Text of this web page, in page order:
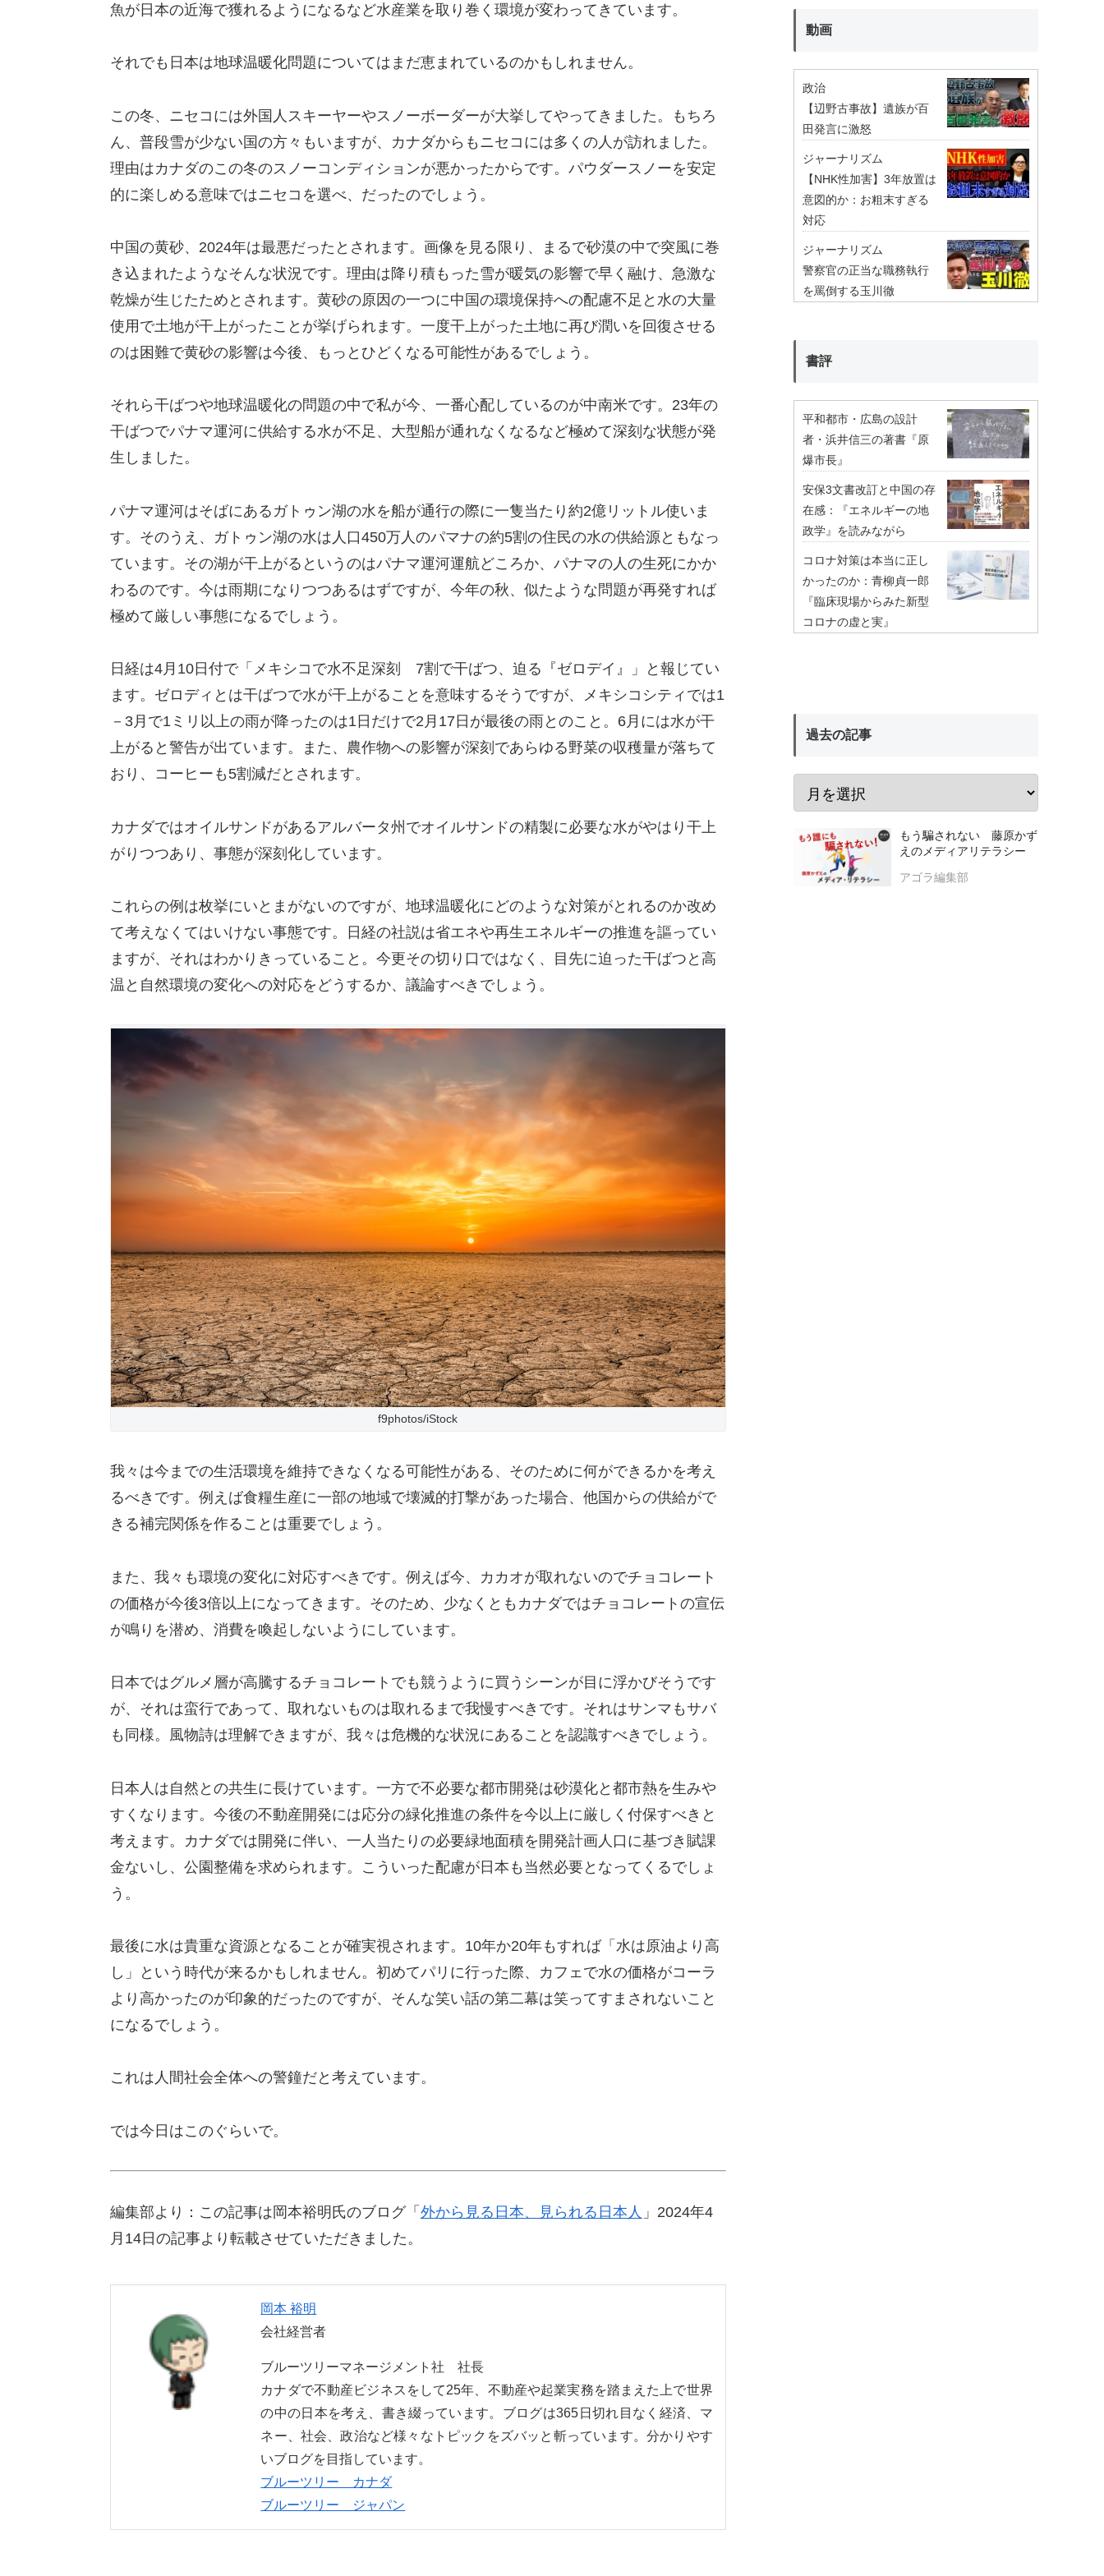
魚が日本の近海で獲れるようになるなど水産業を取り巻く環境が変わってきています。
それでも日本は地球温暖化問題についてはまだ恵まれているのかもしれません。
この冬、ニセコには外国人スキーヤーやスノーボーダーが大挙してやってきました。もちろ
ん、普段雪が少ない国の方々もいますが、カナダからもニセコには多くの人が訪れました。
理由はカナダのこの冬のスノーコンディションが悪かったからです。パウダースノーを安定
的に楽しめる意味ではニセコを選べ、だったのでしょう。
中国の黄砂、2024年は最悪だったとされます。画像を見る限り、まるで砂漠の中で突風に巻
き込まれたようなそんな状況です。理由は降り積もった雪が暖気の影響で早く融け、急激な
乾燥が生じたためとされます。黄砂の原因の一つに中国の環境保持への配慮不足と水の大量
使用で土地が干上がったことが挙げられます。一度干上がった土地に再び潤いを回復させる
のは困難で黄砂の影響は今後、もっとひどくなる可能性があるでしょう。
それら干ばつや地球温暖化の問題の中で私が今、一番心配しているのが中南米です。23年の
干ばつでパナマ運河に供給する水が不足、大型船が通れなくなるなど極めて深刻な状態が発
生しました。
パナマ運河はそばにあるガトゥン湖の水を船が通行の際に一隻当たり約2億リットル使いま
す。そのうえ、ガトゥン湖の水は人口450万人のパマナの約5割の住民の水の供給源ともなっ
ています。その湖が干上がるというのはパナマ運河運航どころか、パナマの人の生死にかか
わるのです。今は雨期になりつつあるはずですが、今年の秋、似たような問題が再発すれば
極めて厳しい事態になるでしょう。
日経は4月10日付で「メキシコで水不足深刻 7割で干ばつ、迫る『ゼロデイ』」と報じてい
ます。ゼロディとは干ばつで水が干上がることを意味するそうですが、メキシコシティでは1
－3月で1ミリ以上の雨が降ったのは1日だけで2月17日が最後の雨とのこと。6月には水が干
上がると警告が出ています。また、農作物への影響が深刻であらゆる野菜の収穫量が落ちて
おり、コーヒーも5割減だとされます。
カナダではオイルサンドがあるアルバータ州でオイルサンドの精製に必要な水がやはり干上
がりつつあり、事態が深刻化しています。
これらの例は枚挙にいとまがないのですが、地球温暖化にどのような対策がとれるのか改め
て考えなくてはいけない事態です。日経の社説は省エネや再生エネルギーの推進を謳ってい
ますが、それはわかりきっていること。今更その切り口ではなく、目先に迫った干ばつと高
温と自然環境の変化への対応をどうするか、議論すべきでしょう。
f9photos/iStock
我々は今までの生活環境を維持できなくなる可能性がある、そのために何ができるかを考え
るべきです。例えば食糧生産に一部の地域で壊滅的打撃があった場合、他国からの供給がで
きる補完関係を作ることは重要でしょう。
また、我々も環境の変化に対応すべきです。例えば今、カカオが取れないのでチョコレート
の価格が今後3倍以上になってきます。そのため、少なくともカナダではチョコレートの宣伝
が鳴りを潜め、消費を喚起しないようにしています。
日本ではグルメ層が高騰するチョコレートでも競うように買うシーンが目に浮かびそうです
が、それは蛮行であって、取れないものは取れるまで我慢すべきです。それはサンマもサバ
も同様。風物詩は理解できますが、我々は危機的な状況にあることを認識すべきでしょう。
日本人は自然との共生に長けています。一方で不必要な都市開発は砂漠化と都市熱を生みや
すくなります。今後の不動産開発には応分の緑化推進の条件を今以上に厳しく付保すべきと
考えます。カナダでは開発に伴い、一人当たりの必要緑地面積を開発計画人口に基づき賦課
金ないし、公園整備を求められます。こういった配慮が日本も当然必要となってくるでしょ
う。
最後に水は貴重な資源となることが確実視されます。10年か20年もすれば「水は原油より高
し」という時代が来るかもしれません。初めてパリに行った際、カフェで水の価格がコーラ
より高かったのが印象的だったのですが、そんな笑い話の第二幕は笑ってすまされないこと
になるでしょう。
これは人間社会全体への警鐘だと考えています。
では今日はこのぐらいで。
編集部より：この記事は岡本裕明氏のブログ「 外から見る日本、見られる日本人 」2024年4
月14日の記事より転載させていただきました。
岡本 裕明
会社経営者
ブルーツリーマネージメント社 社長
カナダで不動産ビジネスをして25年、不動産や起業実務を踏まえた上で世界
の中の日本を考え、書き綴っています。ブログは365日切れ目なく経済、マ
ネー、社会、政治など様々なトピックをズバッと斬っています。分かりやす
いブログを目指しています。
ブルーツリー カナダ
ブルーツリー ジャパン
動画
政治
【辺野古事故】遺族が百
田発言に激怒
ジャーナリズム
【NHK性加害】3年放置は
意図的か：お粗末すぎる
対応
ジャーナリズム
警察官の正当な職務執行
を罵倒する玉川徹
書評
平和都市・広島の設計
者・浜井信三の著書『原
爆市長』
安保3文書改訂と中国の存
在感：『エネルギーの地
政学』を読みながら
コロナ対策は本当に正し
かったのか：青柳貞一郎
『臨床現場からみた新型
コロナの虚と実』
過去の記事
もう騙されない 藤原かず
えのメディアリテラシー
アゴラ編集部